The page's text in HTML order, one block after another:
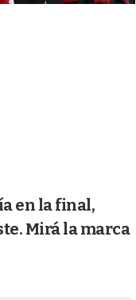
en la final,
Mirá la marca